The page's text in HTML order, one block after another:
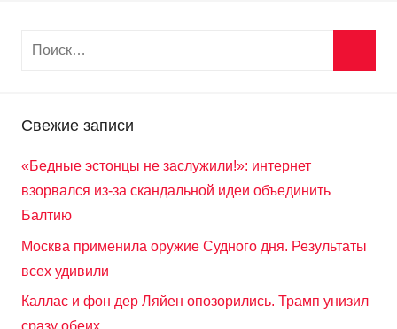
Свежие записи
«Бедные эстонцы не заслужили!»: интернет
взорвался из-за скандальной идеи объединить
Балтию
Москва применила оружие Судного дня. Результаты
всех удивили
Каллас и фон дер Ляйен опозорились. Трамп унизил